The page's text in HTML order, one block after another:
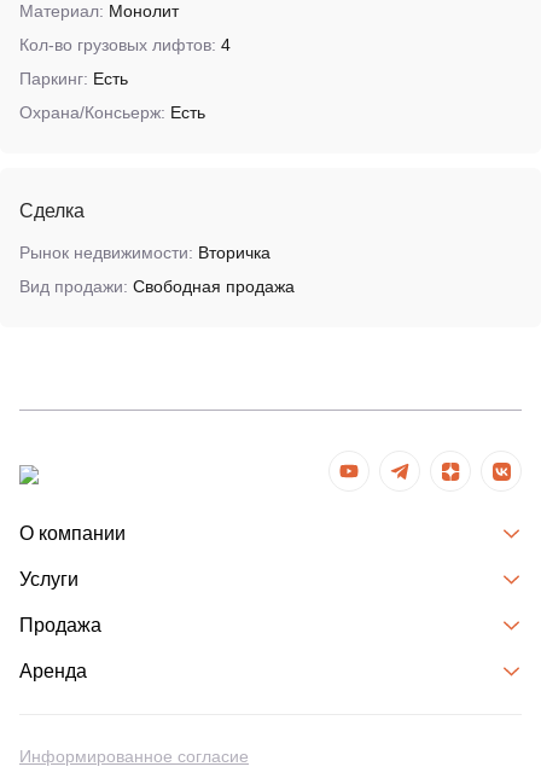
Материал: Монолит
Кол-во грузовых лифтов: 4
Паркинг: Есть
Охрана/Консьерж: Есть
Сделка
Рынок недвижимости: Вторичка
Вид продажи: Свободная продажа
О компании
Услуги
Продажа
Аренда
Информированное согласие